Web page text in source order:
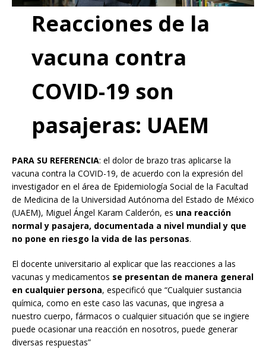
Reacciones de la
vacuna contra
COVID-19 son
pasajeras: UAEM
PARA SU REFERENCIA: el dolor de brazo tras aplicarse la
vacuna contra la COVID-19, de acuerdo con la expresión del
investigador en el área de Epidemiología Social de la Facultad
de Medicina de la Universidad Autónoma del Estado de México
(UAEM), Miguel Ángel Karam Calderón, es una reacción
normal y pasajera, documentada a nivel mundial y que
no pone en riesgo la vida de las personas.
El docente universitario al explicar que las reacciones a las
vacunas y medicamentos se presentan de manera general
en cualquier persona, especificó que “Cualquier sustancia
química, como en este caso las vacunas, que ingresa a
nuestro cuerpo, fármacos o cualquier situación que se ingiere
puede ocasionar una reacción en nosotros, puede generar
diversas respuestas”